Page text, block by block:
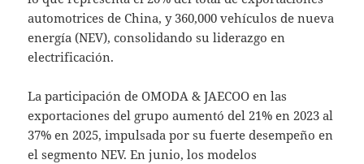
automotrices de China, y 360,000 vehículos de nueva
energía (NEV), consolidando su liderazgo en
electrificación.
La participación de OMODA & JAECOO en las
exportaciones del grupo aumentó del 21% en 2023 al
37% en 2025, impulsada por su fuerte desempeño en
el segmento NEV. En junio, los modelos